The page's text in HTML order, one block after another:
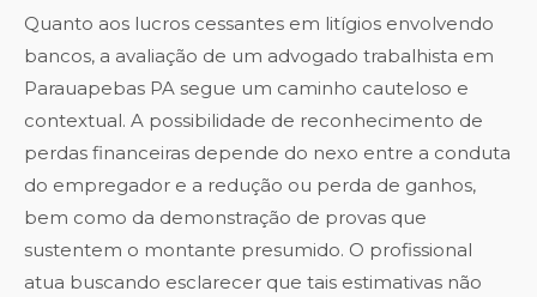
Quanto aos lucros cessantes em litígios envolvendo
bancos, a avaliação de um advogado trabalhista em
Parauapebas PA segue um caminho cauteloso e
contextual. A possibilidade de reconhecimento de
perdas financeiras depende do nexo entre a conduta
do empregador e a redução ou perda de ganhos,
bem como da demonstração de provas que
sustentem o montante presumido. O profissional
atua buscando esclarecer que tais estimativas não